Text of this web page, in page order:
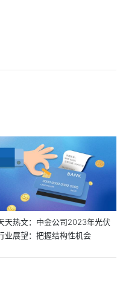
天热文：中金公司2023年光伏
业展望：把握结构性机会